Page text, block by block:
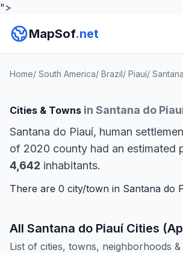
">
MapSof.net
Home/ South America/ Brazil/ Piauí/
Cities & Towns in Santana do
Santana do Piauí, human
of 2020 county had an estimated
4,642 inhabitants.
There are 0 city/town in Santana do
All Santana do Piauí Cities
List of cities, towns, neighborhoods